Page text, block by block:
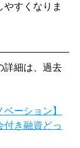
やすくなりま
詳細は、過去
ーション】
付き融資どっ